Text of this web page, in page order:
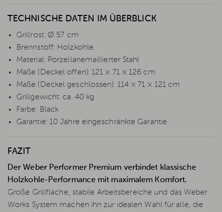
TECHNISCHE DATEN IM ÜBERBLICK
Grillrost: Ø 57 cm
Brennstoff: Holzkohle
Material: Porzellanemaillierter Stahl
Maße (Deckel offen): 121 × 71 × 126 cm
Maße (Deckel geschlossen): 114 × 71 × 121 cm
Grillgewicht: ca. 40 kg
Farbe: Black
Garantie: 10 Jahre eingeschränkte Garantie
FAZIT
Der Weber Performer Premium verbindet klassische
Holzkohle-Performance mit maximalem Komfort.
Große Grillfläche, stabile Arbeitsbereiche und das Weber
Works System machen ihn zur idealen Wahl für alle, die